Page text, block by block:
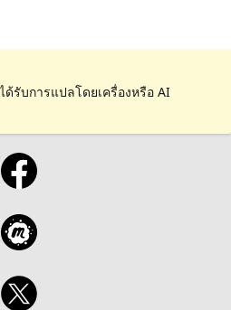
รับการแปลโดยเครื่องหรือ AI